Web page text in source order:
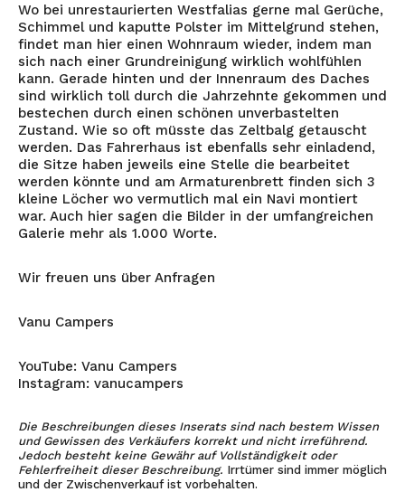
Wo bei unrestaurierten Westfalias gerne mal Gerüche,
Schimmel und kaputte Polster im Mittelgrund stehen,
findet man hier einen Wohnraum wieder, indem man
sich nach einer Grundreinigung wirklich wohlfühlen
kann. Gerade hinten und der Innenraum des Daches
sind wirklich toll durch die Jahrzehnte gekommen und
bestechen durch einen schönen unverbastelten
Zustand. Wie so oft müsste das Zeltbalg getauscht
werden. Das Fahrerhaus ist ebenfalls sehr einladend,
die Sitze haben jeweils eine Stelle die bearbeitet
werden könnte und am Armaturenbrett finden sich 3
kleine Löcher wo vermutlich mal ein Navi montiert
war. Auch hier sagen die Bilder in der umfangreichen
Galerie mehr als 1.000 Worte.
Wir freuen uns über Anfragen
Vanu Campers
YouTube: Vanu Campers
Instagram: vanucampers
Die Beschreibungen dieses Inserats sind nach bestem Wissen
und Gewissen des Verkäufers korrekt und nicht irreführend.
Jedoch besteht keine Gewähr auf Vollständigkeit oder
Fehlerfreiheit dieser Beschreibung. Irrtümer sind immer möglich
und der Zwischenverkauf ist vorbehalten.